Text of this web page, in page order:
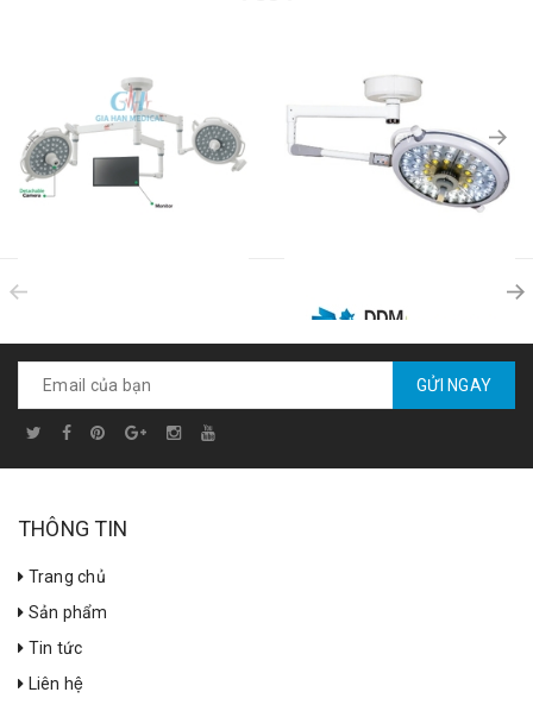
(with Camera)
Liên hệ
Đèn mổ treo trần 1 nhánh
Liên hệ
prev
GỬI NGAY
THÔNG TIN
Trang chủ
Sản phẩm
Tin tức
Liên hệ